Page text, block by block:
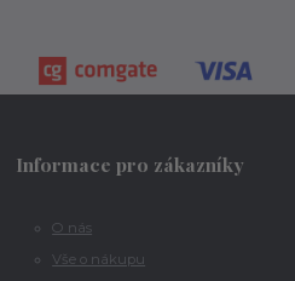
Informace pro zákazníky
O nás
Vše o nákupu